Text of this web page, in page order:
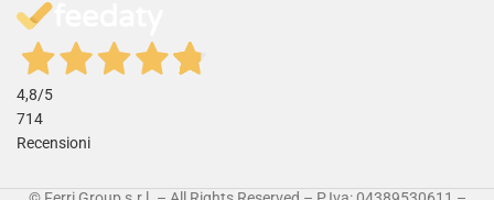
4,8/5
714
Recensioni